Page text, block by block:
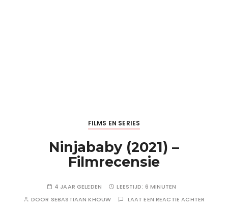
FILMS EN SERIES
Ninjababy (2021) –
Filmrecensie
4 JAAR GELEDEN LEESTIJD: 6 MINUTEN
DOOR SEBASTIAAN KHOUW LAAT EEN REACTIE ACHTER